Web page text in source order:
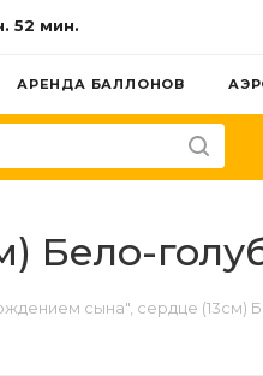
52 мин.
АРЕНДА БАЛЛОНОВ
Бело-
сына", сердце (13см)